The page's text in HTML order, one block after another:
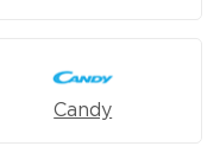
Candy